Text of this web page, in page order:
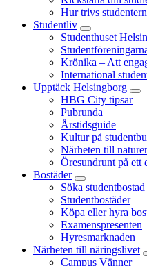
Hur trivs
Studentliv
Studenthuset
Krönika – Att
International
Upptäck Helsingborg
HBG City tipsar
Pubrunda
Årstidsguide
Kultur på
Närheten till
Öresundrunt på ett
Bostäder
Söka studentbostad
Studentbostäder
Köpa eller hyra
Examenspresenten
Hyresmarknaden
Närheten till näringslivet
Campus Vänner